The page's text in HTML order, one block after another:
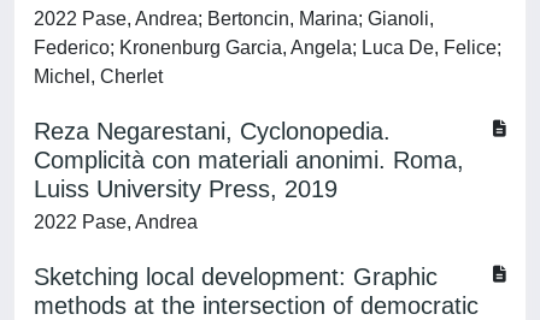
2022 Pase, Andrea; Bertoncin, Marina; Gianoli,
Federico; Kronenburg Garcia, Angela; Luca De, Felice;
Michel, Cherlet
Reza Negarestani, Cyclonopedia.
Complicità con materiali anonimi. Roma,
Luiss University Press, 2019
2022 Pase, Andrea
Sketching local development: Graphic
methods at the intersection of democratic